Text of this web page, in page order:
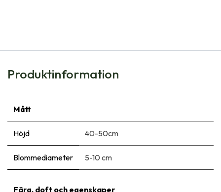
Produktinformation
Mått
Höjd 40-50cm
Blommediameter 5-10 cm
Färg, doft och egenskaper